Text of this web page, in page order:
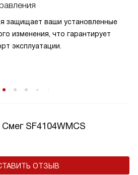
защищает ваши установленные
изменения, что гарантирует
эксплуатации.
SF4104WMCS
ОТЗЫВ